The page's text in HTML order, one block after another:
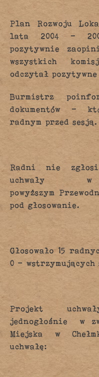
Plan Rozwoju
lata 2004 –
pozytywnie
wszystkich
odczytał
Burmistrz
dokumentów –
radnym przed sesją.
Radni nie
uchwały
powyższym
pod głosowanie.
Głosowało 15
0 – wstrzymujących
Projekt
jednogłośnie w
Miejska w
uchwałę: